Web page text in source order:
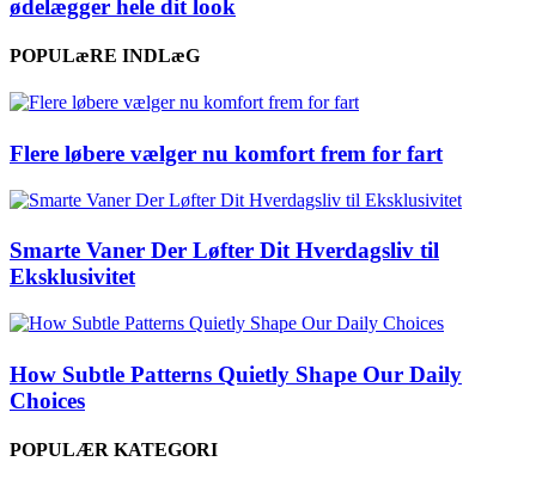
ødelægger hele dit look
POPULæRE INDLæG
Flere løbere vælger nu komfort frem for fart
Smarte Vaner Der Løfter Dit Hverdagsliv til
Eksklusivitet
How Subtle Patterns Quietly Shape Our Daily
Choices
POPULÆR KATEGORI